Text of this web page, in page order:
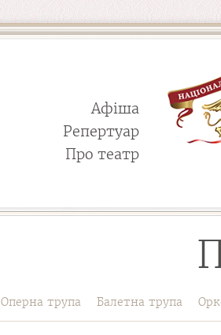
Афіша
Репертуар
Про театр
Оперна трупа Балетна трупа